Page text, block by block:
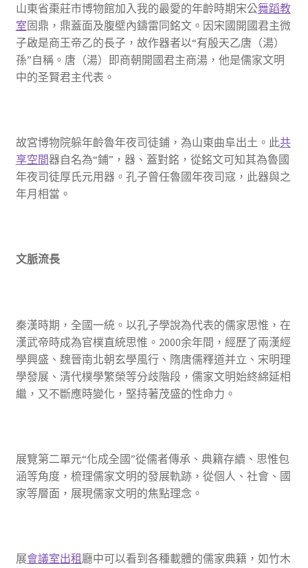
山東省棗莊市博物館加入我的最愛的年齡時期宋公舞蹈教
室固鼎，鼎蓋面及腹壁內鑄雷同銘文。因宋國開國君主微
子啟是商王帝乙的長子，故作器者以“有殷天乙唐（湯）
孫”自稱。唐（湯）即商朝開國君主商湯，他是儒家文明
中的圣賢君主代表。
故宮博物院躲年齡魯年夜司徒鋪，為山東曲阜出土。此共
享空間器自名為“鋪”，器、蓋對銘，從銘文可知其為魯國
年夜司徒厚氏元用器。孔子曾任魯國年夜司寇，此器與之
年月相當。
文脈流長
秦漢時期，全國一統。以孔子學說為代表的儒家思惟，在
漢武帝時成為官樸直統思惟。2000余年間，經歷了兩漢經
學興盛、魏晉南北朝玄學風行、隋唐儒釋道并立、宋明理
學發展、清代樸學繁榮等分歧階段，儒家文明始終綿延相
繼，又不斷應時變化，堅持著茂盛的性命力。
展覽第二單元“化成全國”從儒者傳承、典籍存續、思惟包
涵等角度，梳理儒家文明的發展軌跡，從個人、社會、國
家等層面，展現儒家文明的焦點理念。
展會議室出租 廳中可以看到各種載體的儒家典籍，如竹木